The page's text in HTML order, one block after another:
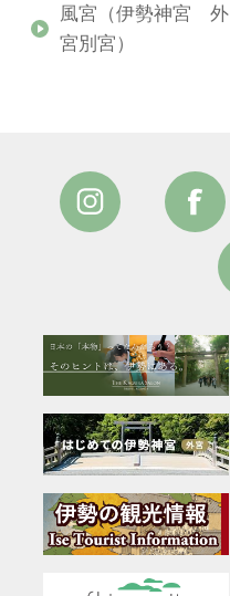
風宮（伊勢神宮 外
宮別宮）